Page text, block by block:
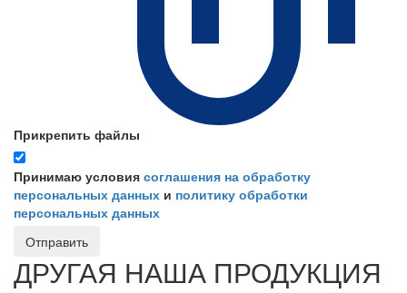
Прикрепить файлы
Принимаю условия соглашения на обработку
персональных данных и политику обработки
персональных данных
Отправить
ДРУГАЯ НАША ПРОДУКЦИЯ